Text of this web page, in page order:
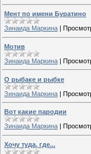
Мент по имени Буратино
Зинаида Маркина
Мотив
Зинаида Маркина |
О рыбаке и рыбке
Зинаида Маркина |
Вот какие пародии
Зинаида Маркина
Хочу туда, где...